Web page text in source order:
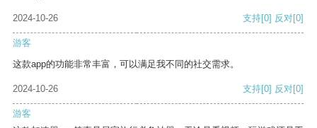
2024-10-26 支持[0] 反对[0]
游客
这款app的功能非常丰富，可以满足我不同的社交需求。
2024-10-26 支持[0] 反对[0]
游客